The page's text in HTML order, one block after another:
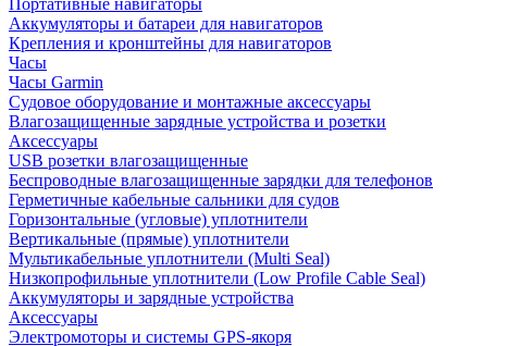
Портативные навигаторы
Аккумуляторы и батареи для навигаторов
Крепления и кронштейны для навигаторов
Часы
Часы Garmin
Судовое оборудование и монтажные аксессуары
Влагозащищенные зарядные устройства и розетки
Аксессуары
USB розетки влагозащищенные
Беспроводные влагозащищенные зарядки для телефонов
Герметичные кабельные сальники для судов
Горизонтальные (угловые) уплотнители
Вертикальные (прямые) уплотнители
Мультикабельные уплотнители (Multi Seal)
Низкопрофильные уплотнители (Low Profile Cable Seal)
Аккумуляторы и зарядные устройства
Аксессуары
Электромоторы и системы GPS-якоря